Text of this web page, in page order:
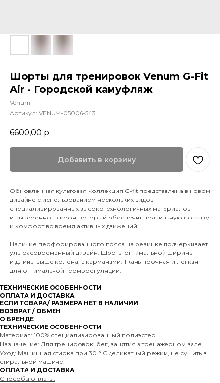
Шорты для тренировок Venum G-Fit
Air - Городской камуфляж
Venum
Артикул: VENUM-05006-543
6600,00 р.
Добавить в корзину
Обновленная культовая коллекция G-fit представлена в новом
дизайне с использованием нескольких видов
специализированных высокотехнологичных материалов
и выверенного кроя, который обеспечит правильную посадку
и комфорт во время активных движений.
Наличие перфорированного пояса на резинке подчеркивает
ультрасовременный дизайн. Шорты оптимальной ширины
и длины выше колена, с карманами. Ткань прочная и легкая
для оптимальной терморегуляции.
ТЕХНИЧЕСКИЕ ОСОБЕННОСТИ
ОПЛАТА И ДОСТАВКА
ЕСЛИ ТОВАРА/ РАЗМЕРА НЕТ В НАЛИЧИИ
ВОЗВРАТ / ОБМЕН
О БРЕНДЕ
ТЕХНИЧЕСКИЕ ОСОБЕННОСТИ
Материал: 100% специализированный полиэстер
Назначение: Для тренировок: бег, занятия в тренажерном зале
Уход: Машинная стирка при 30 ° C деликатный режим, не сушить в
стиральной машине.
ОПЛАТА И ДОСТАВКА
Способы оплаты: